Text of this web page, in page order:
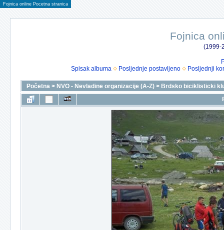
Fojnica online Pocetna stranica
Fojnica
(1999-
Spisak albuma
Posljednje postavljeno Posljednji
Početna > NVO - Nevladine organizacije (A-Z) > Brdsko biciklisticki